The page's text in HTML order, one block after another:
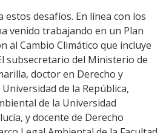
estos desafíos. En línea con los
venido trabajando en un Plan
al Cambio Climático que incluye
subsecretario del Ministerio de
doctor en Derecho y
de la República,
de la Universidad
y docente de Derecho